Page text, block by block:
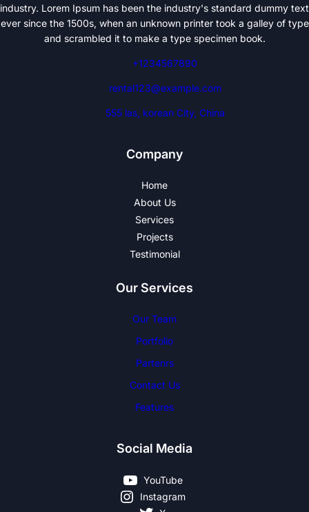
industry. Lorem Ipsum has been the industry's standard dummy text
ever since the 1500s, when an unknown printer took a galley of type
and scrambled it to make a type specimen book.
+1234567890
rental123@example.com
555 las, korean City, China
Company
Home
About Us
Services
Projects
Testimonial
Our Services
Our Team
Portfolio
Partenrs
Contact Us
Features
Social Media
YouTube
Instagram